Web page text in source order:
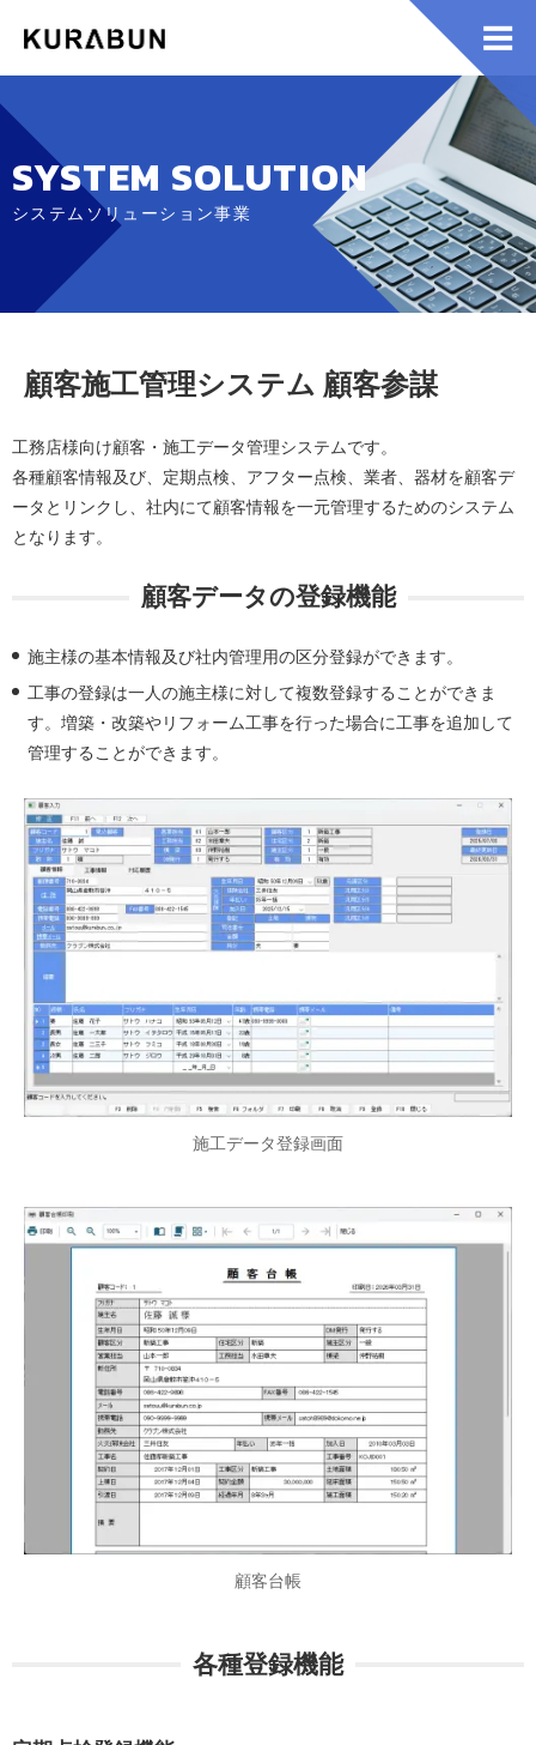
SYSTEM SOLUTION
システムソリューション事業
顧客施工管理システム 顧客参謀
工務店様向け顧客・施工データ管理システムです。
各種顧客情報及び、定期点検、アフター点検、業者、器材を顧客デ
ータとリンクし、社内にて顧客情報を一元管理するためのシステム
となります。
顧客データの登録機能
施主様の基本情報及び社内管理用の区分登録ができます。
工事の登録は一人の施主様に対して複数登録することができま
す。増築・改築やリフォーム工事を行った場合に工事を追加して
管理することができます。
施工データ登録画面
顧客台帳
各種登録機能